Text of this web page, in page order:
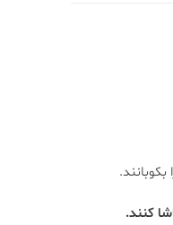
كنند.